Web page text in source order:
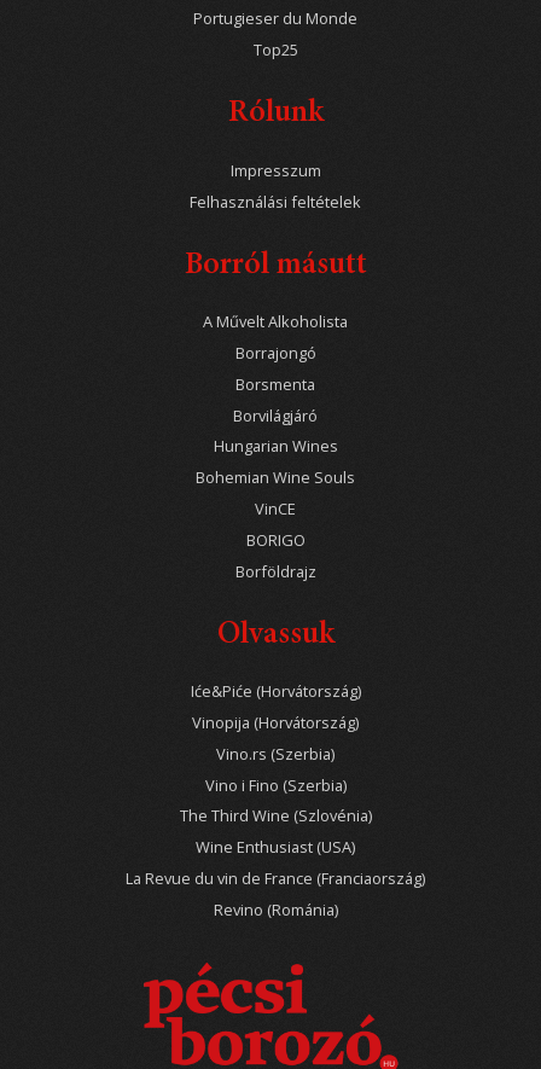
Portugieser du Monde
Top25
Rólunk
Impresszum
Felhasználási feltételek
Borról másutt
A Művelt Alkoholista
Borrajongó
Borsmenta
Borvilágjáró
Hungarian Wines
Bohemian Wine Souls
VinCE
BORIGO
Borföldrajz
Olvassuk
Iće&Piće (Horvátország)
Vinopija (Horvátország)
Vino.rs (Szerbia)
Vino i Fino (Szerbia)
The Third Wine (Szlovénia)
Wine Enthusiast (USA)
La Revue du vin de France (Franciaország)
Revino (Románia)